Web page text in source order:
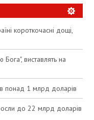
короткочасні дощі,
виставлять на
понад 1 млрд доларів
до 22 млрд доларів